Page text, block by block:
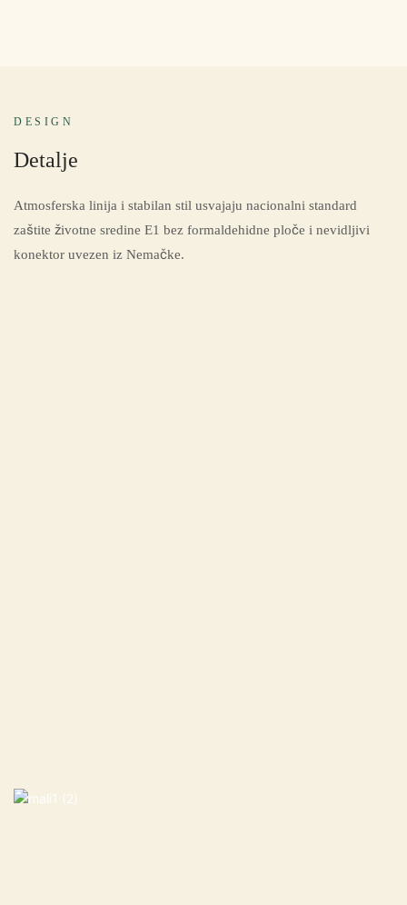
DESIGN
Detalje
Atmosferska linija i stabilan stil usvajaju nacionalni standard
zaštite životne sredine E1 bez formaldehidne ploče i nevidljivi
konektor uvezen iz Nemačke.